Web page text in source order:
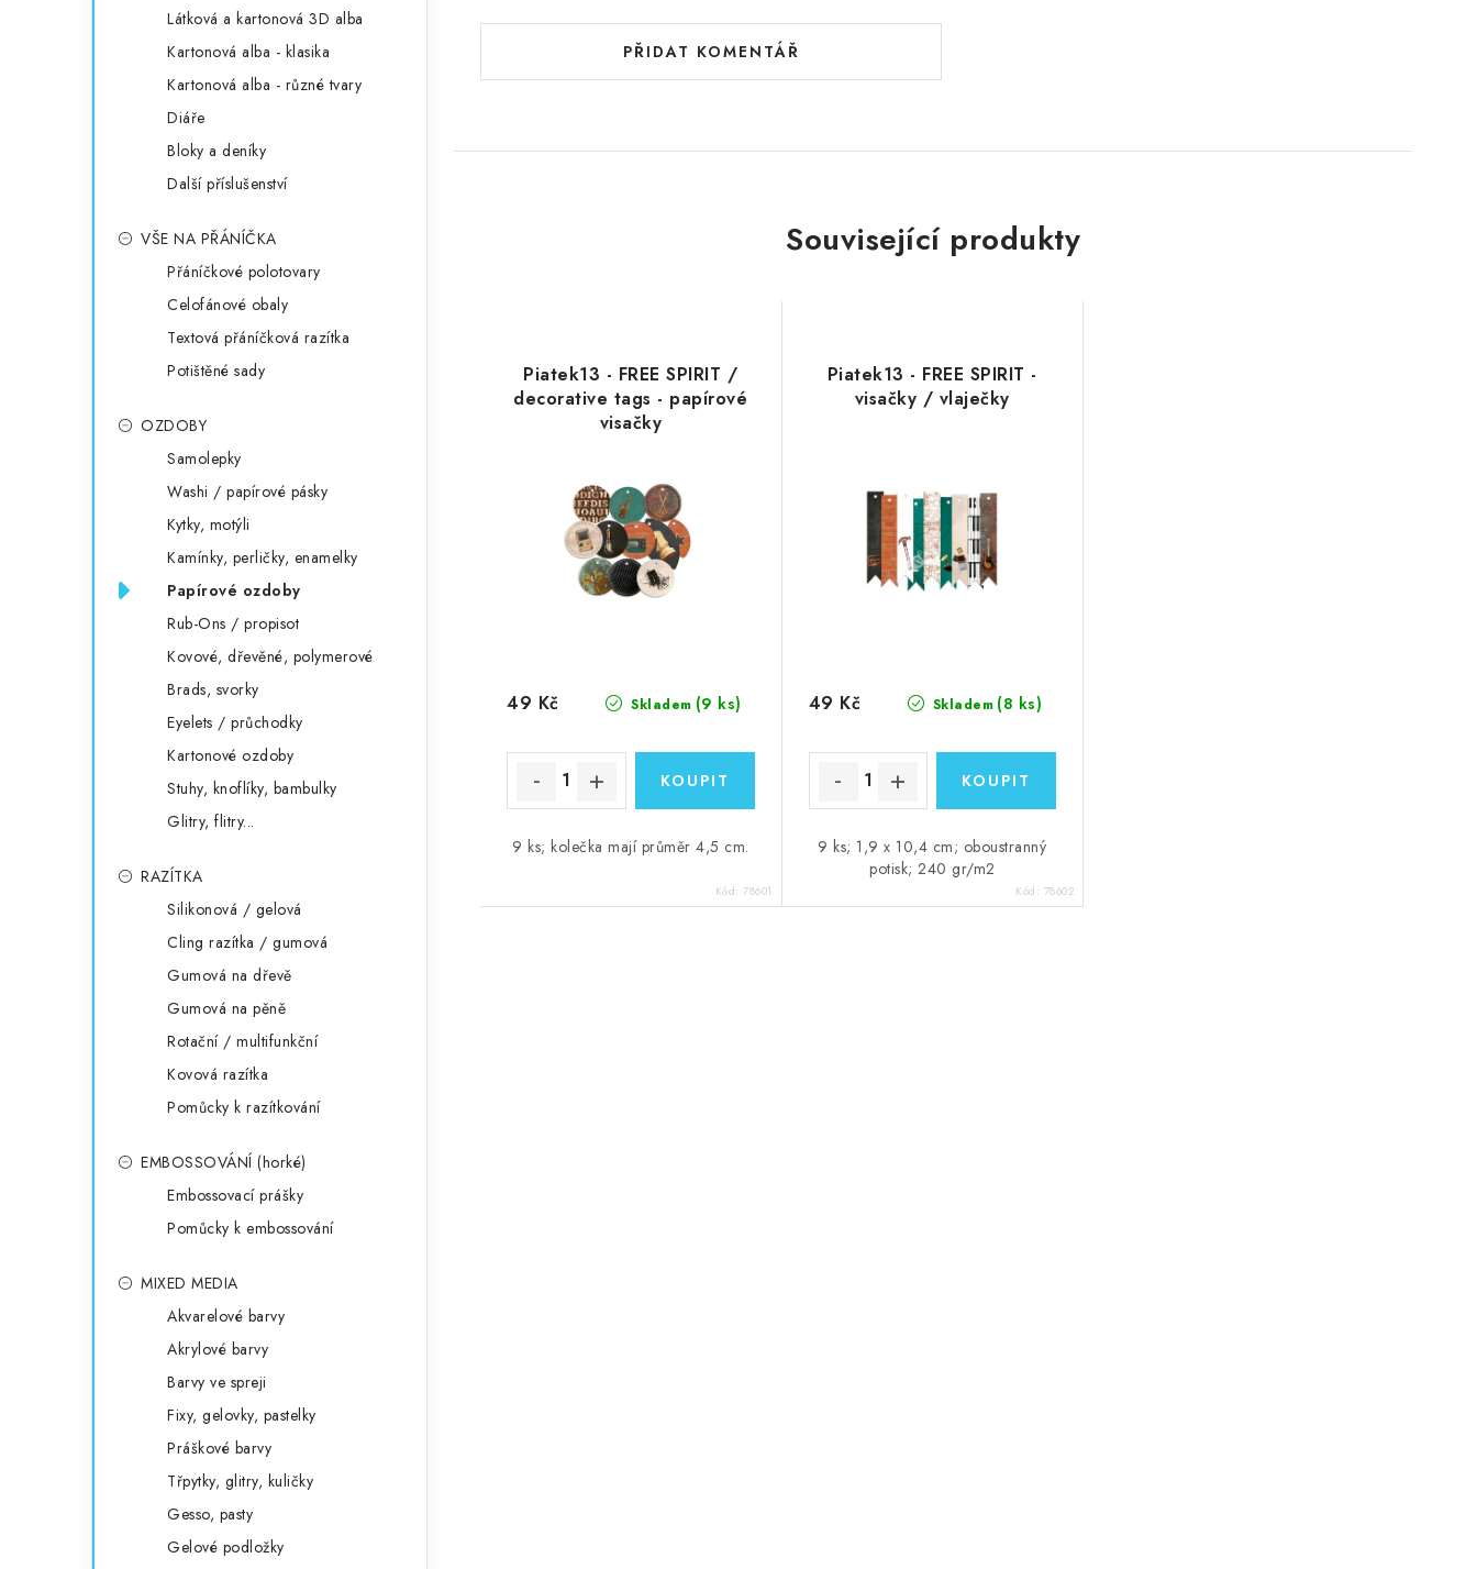
Látková a kartonová 3D alba
Kartonová alba - klasika
Kartonová alba - různé tvary
Diáře
Bloky a deníky
Další příslušenství
VŠE NA PŘÁNÍČKA
Přáníčkové polotovary
Celofánové obaly
Textová přáníčková razítka
Potištěné sady
OZDOBY
Samolepky
Washi / papírové pásky
Kytky, motýli
Kamínky, perličky, enamelky
Papírové ozdoby
Rub-Ons / propisot
Kovové, dřevěné, polymerové
Brads, svorky
Eyelets / průchodky
Kartonové ozdoby
Stuhy, knoflíky, bambulky
Glitry, flitry...
RAZÍTKA
Silikonová / gelová
Cling razítka / gumová
Gumová na dřevě
Gumová na pěně
Rotační / multifunkční
Kovová razítka
Pomůcky k razítkování
EMBOSSOVÁNÍ (horké)
Embossovací prášky
Pomůcky k embossování
MIXED MEDIA
Akvarelové barvy
Akrylové barvy
Barvy ve spreji
Fixy, gelovky, pastelky
Práškové barvy
Třpytky, glitry, kuličky
Gesso, pasty
Gelové podložky
PŘIDAT KOMENTÁŘ
Související produkty
Piatek13 - FREE SPIRIT /
decorative tags - papírové
visačky
Skladem (9 ks)
49 Kč
9 ks; kolečka mají průměr 4,5 cm.
Kód:78601
Piatek13 - FREE SPIRIT -
visačky / vlaječky
Skladem (8 ks)
49 Kč
9 ks; 1,9 x 10,4 cm; oboustranný
potisk; 240 gr/m2
Kód: 78602